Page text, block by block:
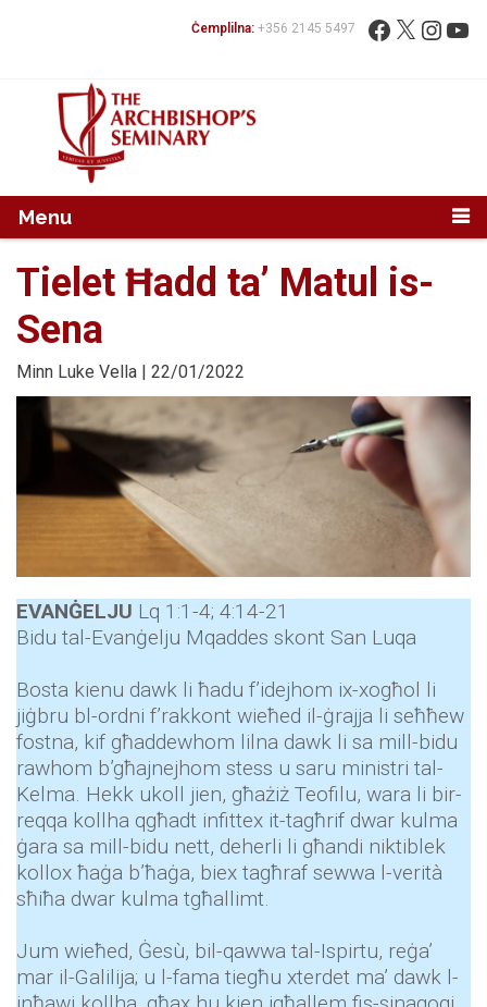
Fittex: Facebook
X
Ċemplilna: +356 2145 5497
Menu
Tielet Ħadd ta’ Matul is-
Sena
Minn Luke Vella | 22/01/2022
EVANĠELJU Lq 1:1-4; 4:14-21
Bidu tal-Evanġelju Mqaddes skont San Luqa
Bosta kienu dawk li ħadu f’idejhom ix-xogħol li
jiġbru bl-ordni f’rakkont wieħed il-ġrajja li seħħew
fostna, kif għaddewhom lilna dawk li sa mill-bidu
rawhom b’għajnejhom stess u saru ministri tal-
Kelma. Hekk ukoll jien, għażiż Teofilu, wara li bir-
reqqa kollha qgħadt infittex it-tagħrif dwar kulma
ġara sa mill-bidu nett, deherli li għandi niktiblek
kollox ħaġa b’ħaġa, biex tagħraf sewwa l-verità
sħiħa dwar kulma tgħallimt.
Jum wieħed, Ġesù, bil-qawwa tal-Ispirtu, reġa’
mar il-Galilija; u l-fama tiegħu xterdet ma’ dawk l-